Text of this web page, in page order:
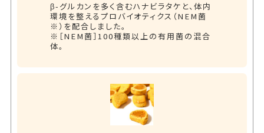
β-グルカンを多く含むハナビラタケと、体内
環境を整えるプロバイオティクス（NEM菌
※）を配合しました。
※［NEM菌］100種類以上の有用菌の混合
体。